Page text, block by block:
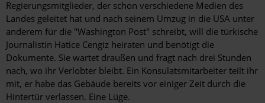
Regierungsmitglieder, der schon verschiedene Medien des
Landes geleitet hat und nach seinem Umzug in die USA unter
anderem für die "Washington Post" schreibt, will die türkische
Journalistin Hatice Cengiz heiraten und benötigt die
Dokumente. Sie wartet draußen und fragt nach drei Stunden
nach, wo ihr Verlobter bleibt. Ein Konsulatsmitarbeiter teilt ihr
mit, er habe das Gebäude bereits vor einiger Zeit durch die
Hintertür verlassen. Eine Lüge.